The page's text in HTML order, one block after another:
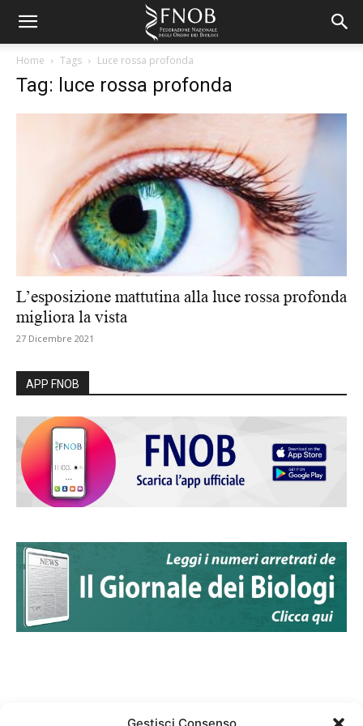
Home Tags Luce rossa profonda
Tag: luce rossa profonda
L’esposizione mattutina alla luce rossa profonda
migliora la vista
27 Dicembre 2021
APP FNOB